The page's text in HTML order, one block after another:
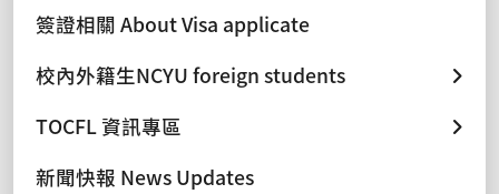
簽證相關 About Visa applicate
校內外籍生NCYU foreign students
TOCFL 資訊專區
新聞快報 News Updates